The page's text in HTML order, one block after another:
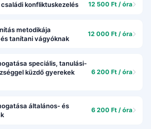
konfliktuskezelés 12 500 Ft / óra
metodikája
tanítani vágyóknak
12 000 Ft / óra
speciális, tanulási-
küzdő gyerekek
6 200 Ft / óra
általános- és
6 200 Ft / óra